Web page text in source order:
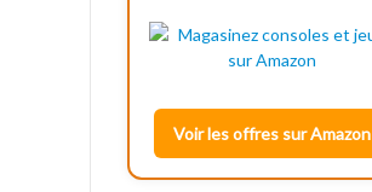
Voir les offres sur Amazon